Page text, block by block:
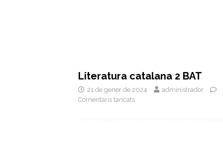
Literatura catalana 2 BAT
21 de gener de 2024
administrador
Comentaris tancats